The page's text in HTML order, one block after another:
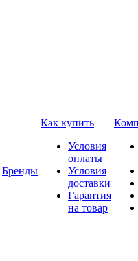
Бренды
Как купить
Условия
оплаты
Условия
доставки
Гарантия
на товар